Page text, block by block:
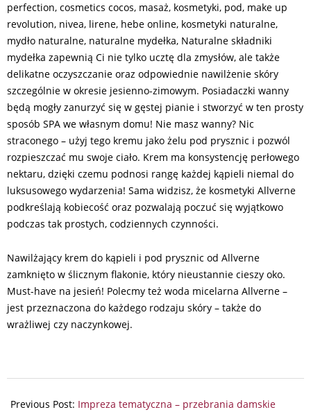
perfection, cosmetics cocos, masaż, kosmetyki, pod, make up
revolution, nivea, lirene, hebe online, kosmetyki naturalne,
mydło naturalne, naturalne mydełka, Naturalne składniki
mydełka zapewnią Ci nie tylko ucztę dla zmysłów, ale także
delikatne oczyszczanie oraz odpowiednie nawilżenie skóry
szczególnie w okresie jesienno-zimowym. Posiadaczki wanny
będą mogły zanurzyć się w gęstej pianie i stworzyć w ten prosty
sposób SPA we własnym domu! Nie masz wanny? Nic
straconego – użyj tego kremu jako żelu pod prysznic i pozwól
rozpieszczać mu swoje ciało. Krem ma konsystencję perłowego
nektaru, dzięki czemu podnosi rangę każdej kąpieli niemal do
luksusowego wydarzenia! Sama widzisz, że kosmetyki Allverne
podkreślają kobiecość oraz pozwalają poczuć się wyjątkowo
podczas tak prostych, codziennych czynności.
Nawilżający krem do kąpieli i pod prysznic od Allverne
zamknięto w ślicznym flakonie, który nieustannie cieszy oko.
Must-have na jesień! Polecmy też woda micelarna Allverne –
jest przeznaczona do każdego rodzaju skóry – także do
wrażliwej czy naczynkowej.
11-
Previous Post: Impreza tematyczna – przebrania damskie